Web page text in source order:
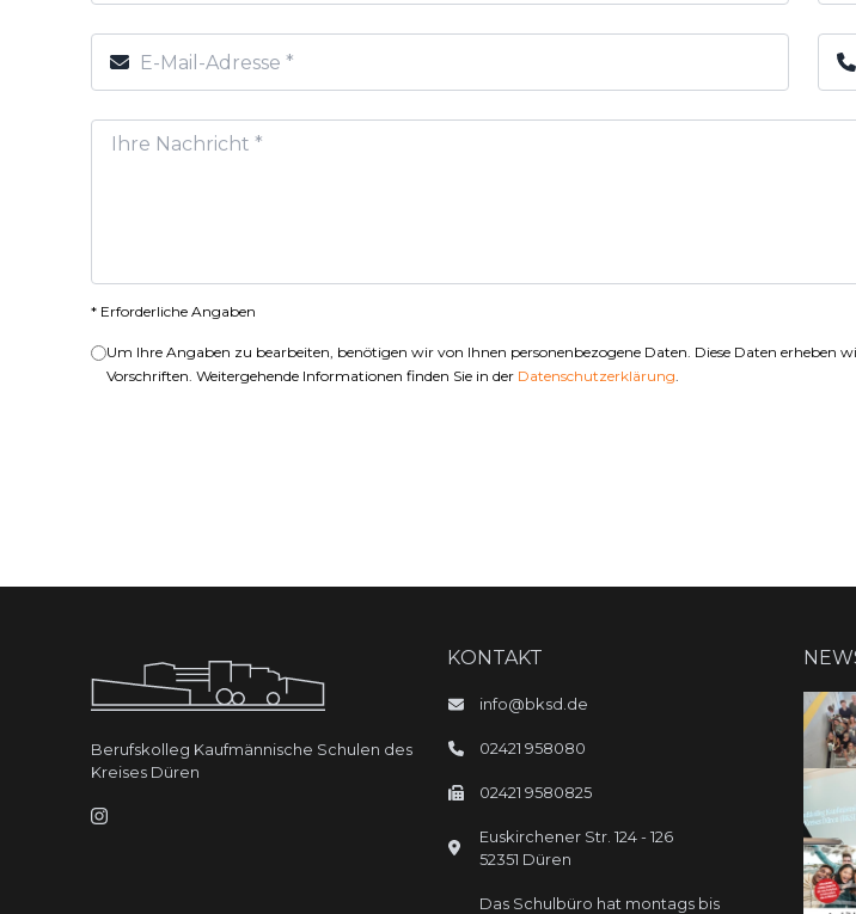
* Erforderliche Angaben
Um Ihre Angaben zu bearbeiten, benötigen wir von Ihnen personenbezogene Daten. Diese Daten
Vorschriften. Weitergehende Informationen finden Sie in der Datenschutzerklärung.
Berufskolleg Kaufmännische Schulen des
Kreises Düren
KONTAKT
info@bksd.de
02421 958080
02421 9580825
Euskirchener Str. 124 - 126
52351 Düren
Das Schulbüro hat montags bis